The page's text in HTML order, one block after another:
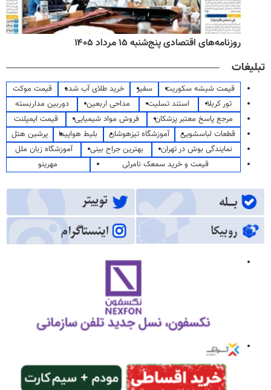
روزنامه‌های اقتصادی پنج‌شنبه ۱۵ مرداد ۱۴۰۵
تبلیغات
قیمت شیشه سکوریت سفیر خرید طلای آب شده
قیمت موکت
تور کربلا
استند تسلیت مداحی اربعین
دوربین مداربسته
مرجع پاسخ معتبر پزشکان
فروش مواد شیمیایی
قیمت ایمپلنت
قطعات لباسشویی
آموزشگاه تیزهوشان بلیط هواپیما
پرشین هتل
نمایندگی بوش در تهران
بهترین جراح بینی
آموزشگاه زبان ملل
قیمت و خرید سمعک نامرئی
مهرینو